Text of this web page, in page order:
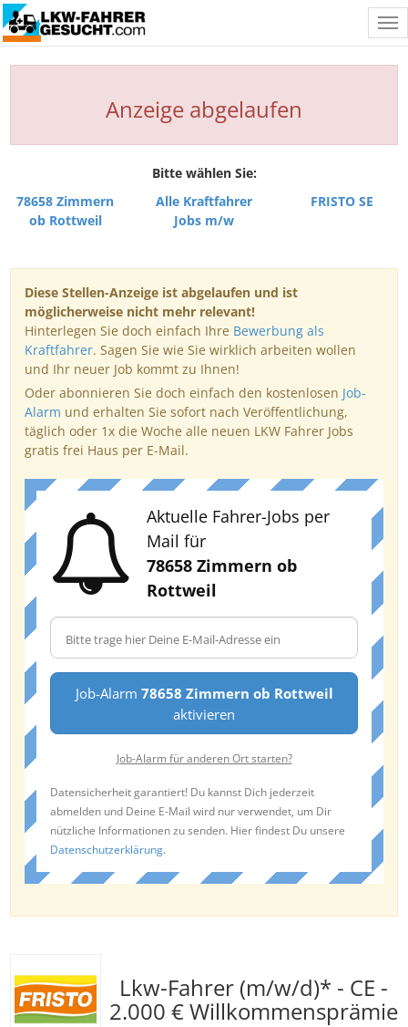
Anzeige abgelaufen
Bitte wählen Sie:
78658 Zimmern
ob Rottweil
Alle Kraftfahrer
Jobs m/w
FRISTO SE
Diese Stellen-Anzeige ist abgelaufen und ist
möglicherweise nicht mehr relevant!
Hinterlegen Sie doch einfach Ihre Bewerbung als
Kraftfahrer. Sagen Sie wie Sie wirklich arbeiten wollen
und Ihr neuer Job kommt zu Ihnen!
Oder abonnieren Sie doch einfach den kostenlosen Job-
Alarm und erhalten Sie sofort nach Veröffentlichung,
täglich oder 1x die Woche alle neuen LKW Fahrer Jobs
gratis frei Haus per E-Mail.
Aktuelle Fahrer-Jobs per
Mail für
78658 Zimmern ob
Rottweil
Job-Alarm 78658 Zimmern ob Rottweil
aktivieren
Job-Alarm für anderen Ort starten?
Datensicherheit garantiert! Du kannst Dich jederzeit
abmelden und Deine E-Mail wird nur verwendet, um Dir
nützliche Informationen zu senden. Hier findest Du unsere
Datenschutzerklärung.
Lkw-Fahrer (m/w/d)* - CE -
2.000 € Willkommensprämie